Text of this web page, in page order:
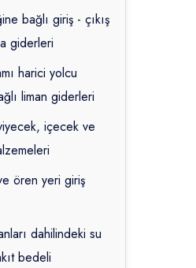
bağlı giriş - çıkış
giderleri
harici yolcu
liman giderleri
içecek ve
ören yeri giriş
dahilindeki su
bedeli